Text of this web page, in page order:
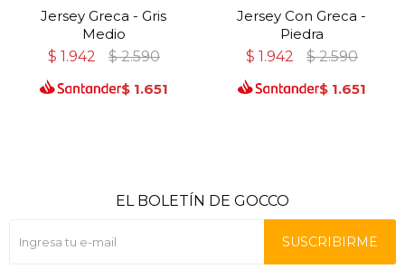
Jersey Greca - Gris
Medio
$ 1.942 $ 2.590
$ 1.651
Jersey Con Greca -
Piedra
$ 1.942 $ 2.590
$ 1.651
EL BOLETÍN DE GOCCO
SUSCRIBIRME